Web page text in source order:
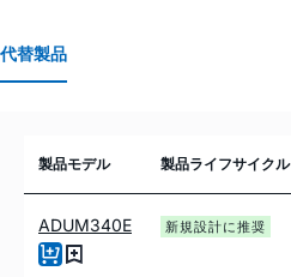
代替製品
製品モデル 製品ライフサイクル
ADUM340E 新規設計に推奨